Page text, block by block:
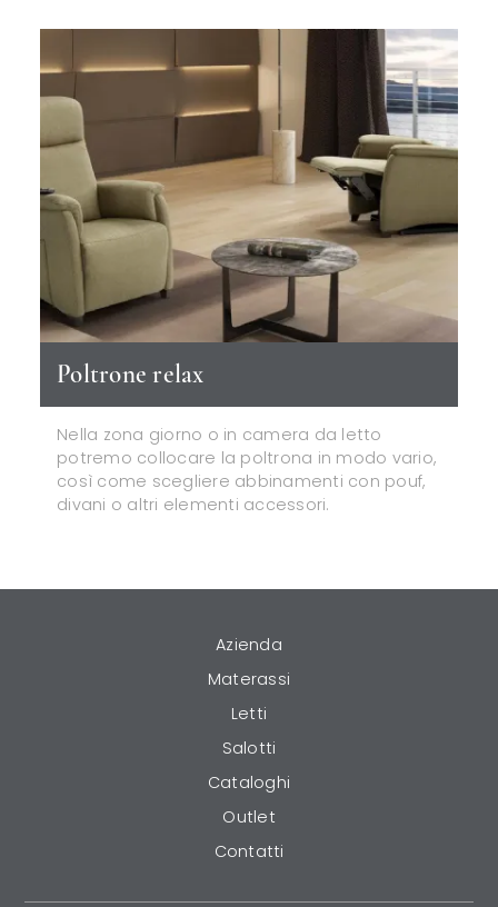
Poltrone relax
Nella zona giorno o in camera da letto
potremo collocare la poltrona in modo vario,
così come scegliere abbinamenti con pouf,
divani o altri elementi accessori.
Azienda
Materassi
Letti
Salotti
Cataloghi
Outlet
Contatti